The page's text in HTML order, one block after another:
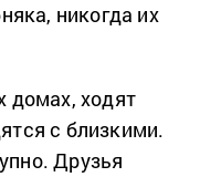
никогда их
домах, ходят
с близкими.
Друзья